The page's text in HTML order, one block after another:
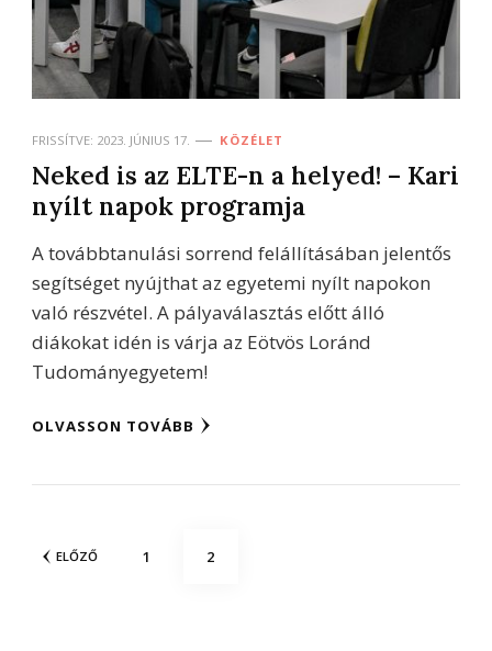
FRISSÍTVE: 2023. JÚNIUS 17. KÖZÉLET
Neked is az ELTE-n a helyed! – Kari
nyílt napok programja
A továbbtanulási sorrend felállításában jelentős
segítséget nyújthat az egyetemi nyílt napokon
való részvétel. A pályaválasztás előtt álló
diákokat idén is várja az Eötvös Loránd
Tudományegyetem!
OLVASSON TOVÁBB
Bejegyzések
ELŐZŐ OLDAL
1 OLDAL
2